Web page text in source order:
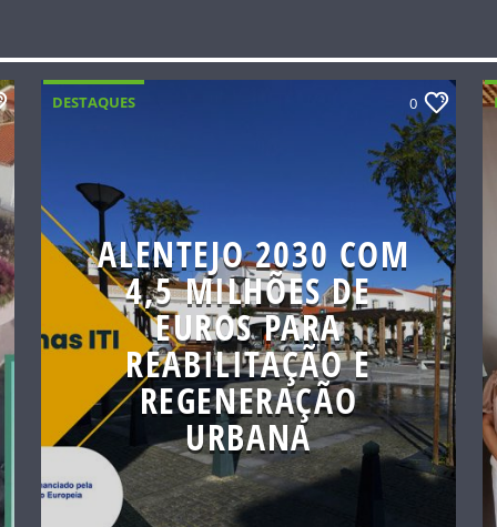
DESTAQUES 0
ALENTEJO 2030 COM
4,5 MILHÕES DE
EUROS PARA
REABILITAÇÃO E
REGENERAÇÃO
URBANA